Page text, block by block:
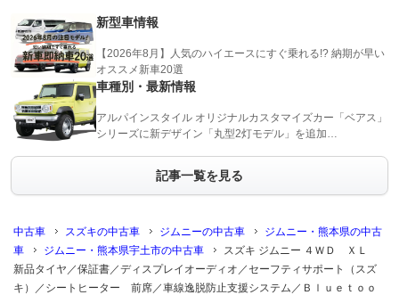
新型車情報
【2026年8月】人気のハイエースにすぐ乗れる!? 納期が早い
オススメ新車20選
車種別・最新情報
アルパインスタイル オリジナルカスタマイズカー「ベアス」
シリーズに新デザイン「丸型2灯モデル」を追加…
記事一覧を見る
中古車 スズキの中古車 ジムニーの中古車
ジムニー・熊本県の中古
車
ジムニー・熊本県宇土市の中古車
スズキ ジムニー ４ＷＤ ＸＬ
新品タイヤ／保証書／ディスプレイオーディオ／セーフティサポート（スズ
キ）／シートヒーター 前席／車線逸脱防止支援システム／Ｂｌｕｅｔｏｏ